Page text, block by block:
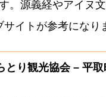
。源義経やアイヌ
イトが参考になり
とり観光協会 – 平